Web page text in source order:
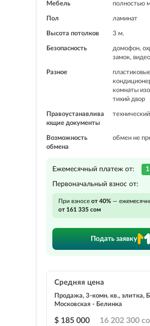
Мебель полностью
Пол ламинат
Высота потолков 3 м.
Безопасность
домофон,
замок,
Разное
комнаты
тихий двор
Правоустанавлива
ющие документы
Возможность
обмена
обмен не
Ежемесячный платеж от:
Первоначальный взнос от:
При взносе от 40% —
от 161 335 сом
Подать заявку
Средняя цена
Продажа, 3-комн. кв., элитка,
Московская - Белинка
$ 185 000 16 202 300